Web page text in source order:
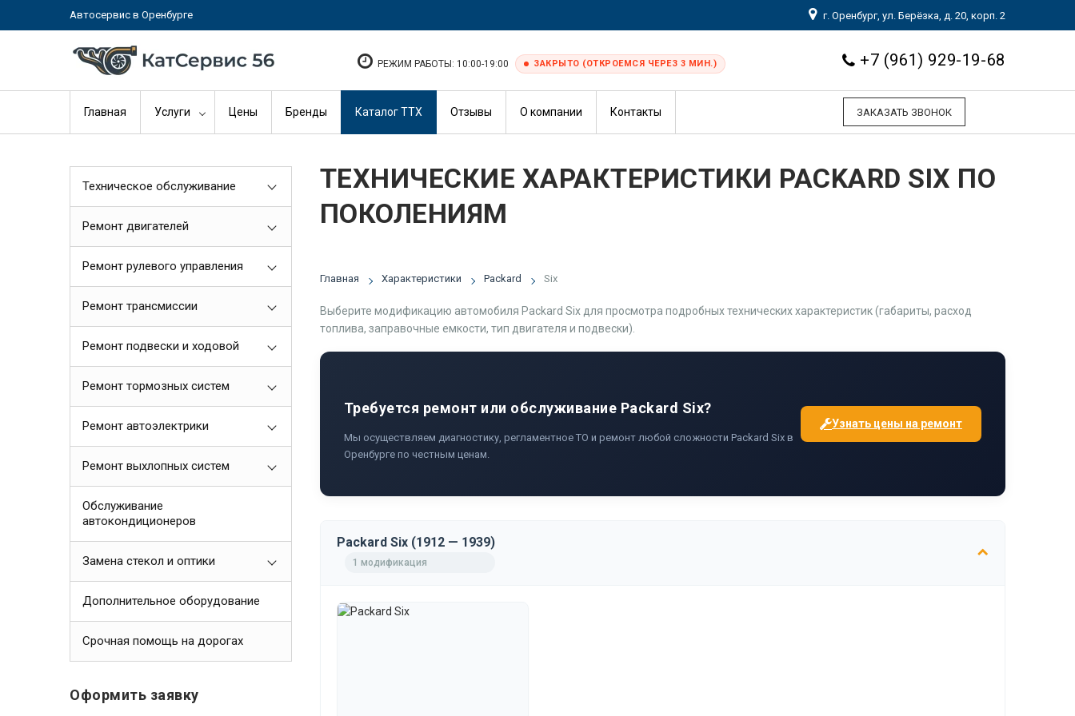
Автосервис в Оренбурге г. Оренбург, ул. Берёзка, д. 20, корп. 2
+7 (961) 929-19-68
РЕЖИМ РАБОТЫ: 10:00-19:00 ЗАКРЫТО (ОТКРОЕМСЯ ЧЕРЕЗ 3 МИН.)
ЗАКАЗАТЬ ЗВОНОК
Главная Услуги Цены Бренды Каталог ТТХ Отзывы О компании Контакты
ТЕХНИЧЕСКИЕ ХАРАКТЕРИСТИКИ PACKARD SIX ПО
ПОКОЛЕНИЯМ
Главная Характеристики Packard Six
Выберите модификацию автомобиля Packard Six для просмотра подробных технических характеристик (габариты, расход
топлива, заправочные емкости, тип двигателя и подвески).
Требуется ремонт или обслуживание Packard Six?
Мы осуществляем диагностику, регламентное ТО и ремонт любой сложности Packard Six в
Оренбурге по честным ценам.
Узнать цены на ремонт
Packard Six (1912 — 1939)
1 модификация
Техническое обслуживание
Ремонт двигателей
Ремонт рулевого управления
Ремонт трансмиссии
Ремонт подвески и ходовой
Ремонт тормозных систем
Ремонт автоэлектрики
Ремонт выхлопных систем
Обслуживание
автокондиционеров
Замена стекол и оптики
Дополнительное оборудование
Срочная помощь на дорогах
Оформить заявку